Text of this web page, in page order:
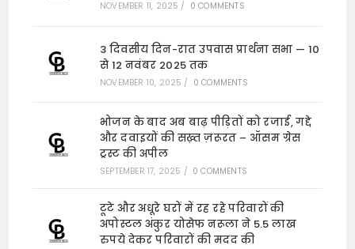
NOVEMBER 11, 2025 / 0 COMMENTS
3 दिवसीय दिन-रात उपवास प्रार्थना सभा — 10
से 12 नवंबर 2025 तक
NOVEMBER 10, 2025 / 0 COMMENTS
भोजन के बाद अब बाढ़ पीड़ितों को रजाई, गद्दे
और दवाइयों की सख़्त ज़रूरत – ऑसम ग्रेस
ट्रस्ट की अपील
SEPTEMBER 17, 2025 / 0 COMMENTS
टूटे और अधूरे घरों में रह रहे परिवारों की
अपोस्टल अंकुर योसेफ नरूला ने 5.5 लाख
रुपये देकर परिवारों की मदद की